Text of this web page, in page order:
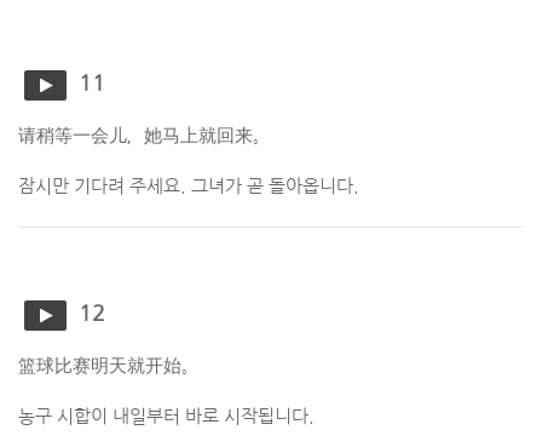
11
请稍等一会儿，她马上就回来。
잠시만 기다려 주세요. 그녀가 곧 돌아옵니다.
12
篮球比赛明天就开始。
농구 시합이 내일부터 바로 시작됩니다.